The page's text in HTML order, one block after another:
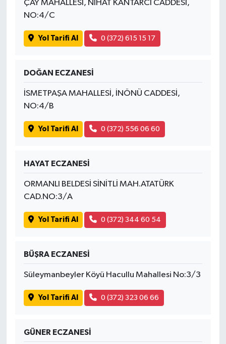
ÇAY MAHALLESİ, NİHAT KANTARCI CADDESİ,
NO:4/C
Yol Tarifi Al 0 (372) 615 15 17
DOĞAN ECZANESİ
İSMETPAŞA MAHALLESİ, İNÖNÜ CADDESİ,
NO:4/B
Yol Tarifi Al 0 (372) 556 06 60
HAYAT ECZANESİ
ORMANLI BELDESİ SİNİTLİ MAH.ATATÜRK
CAD.NO:3/A
Yol Tarifi Al 0 (372) 344 60 54
BÜŞRA ECZANESİ
Süleymanbeyler Köyü Hacullu Mahallesi No:3/3
Yol Tarifi Al 0 (372) 323 06 66
GÜNER ECZANESİ